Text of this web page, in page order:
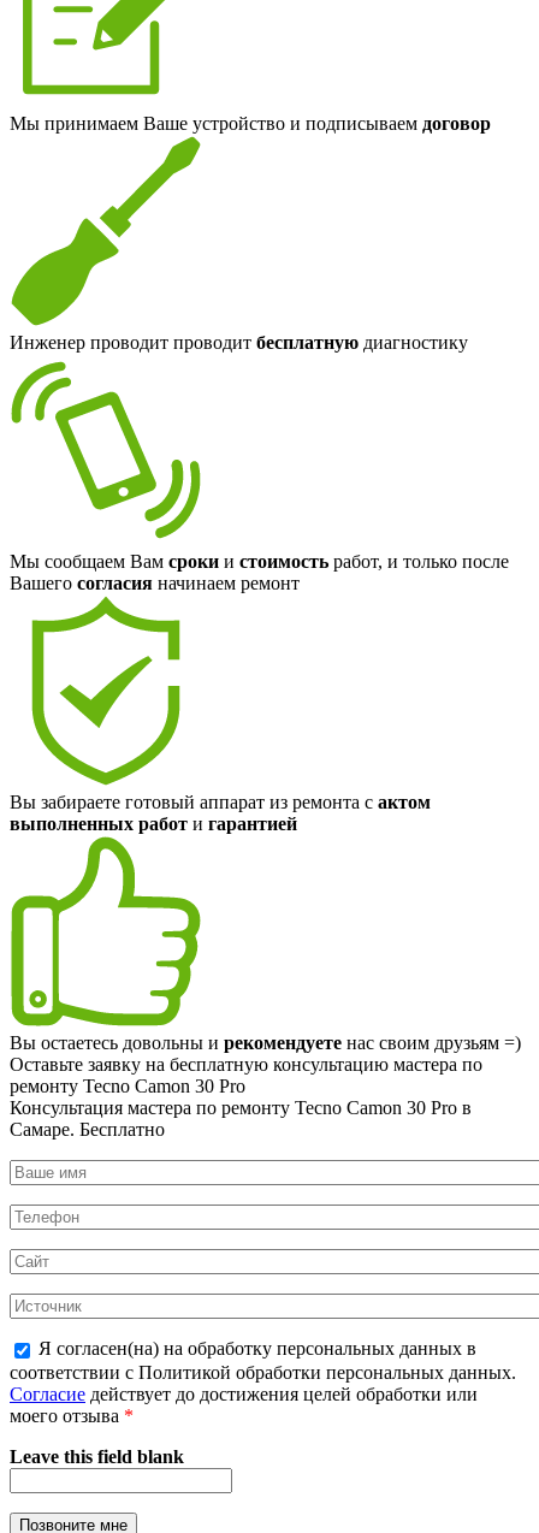
Мы принимаем Ваше устройство и подписываем договор
Инженер проводит проводит бесплатную диагностику
Мы сообщаем Вам сроки и стоимость работ, и только после
Вашего согласия начинаем ремонт
Вы забираете готовый аппарат из ремонта с актом
выполненных работ и гарантией
Вы остаетесь довольны и рекомендуете нас своим друзьям =)
Оставьте заявку на бесплатную консультацию мастера по
ремонту Tecno Camon 30 Pro
Консультация мастера по ремонту Tecno Camon 30 Pro в
Самаре. Бесплатно
Я согласен(на) на обработку персональных данных в
соответствии с Политикой обработки персональных данных.
Согласие действует до достижения целей обработки или
моего отзыва *
Leave this field blank